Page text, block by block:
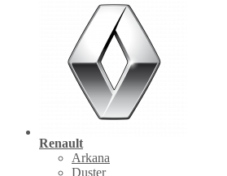
Renault
Arkana
Duster